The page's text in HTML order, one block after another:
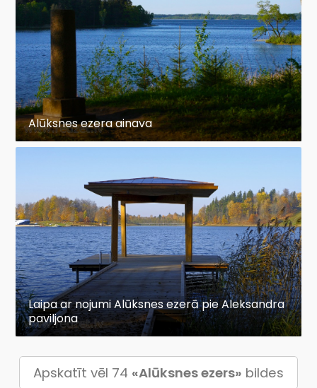
Alūksnes ezera ainava
Laipa ar nojumi Alūksnes ezerā pie Aleksandra
paviljona
Apskatīt vēl 74 «Alūksnes ezers» bildes